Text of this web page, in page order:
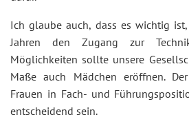
Ich glaube auch, dass es wichtig
Jahren den Zugang zur
Möglichkeiten sollte unsere
Maße auch Mädchen eröffnen.
Frauen in Fach- und
entscheidend sein.